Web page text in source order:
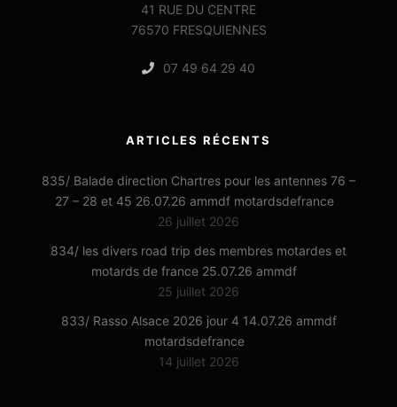
41 RUE DU CENTRE
76570 FRESQUIENNES
07 49 64 29 40
ARTICLES RÉCENTS
835/ Balade direction Chartres pour les antennes 76 –
27 – 28 et 45 26.07.26 ammdf motardsdefrance
26 juillet 2026
834/ les divers road trip des membres motardes et
motards de france 25.07.26 ammdf
25 juillet 2026
833/ Rasso Alsace 2026 jour 4 14.07.26 ammdf
motardsdefrance
14 juillet 2026